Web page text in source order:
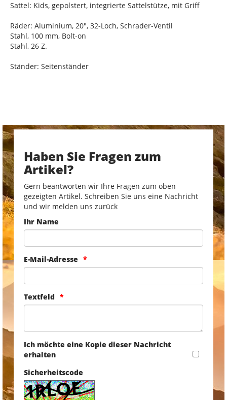
Sattel: Kids, gepolstert, integrierte Sattelstütze, mit Griff
Räder: Aluminium, 20", 32-Loch, Schrader-Ventil
Stahl, 100 mm, Bolt-on
Stahl, 26 Z.
Ständer: Seitenständer
Haben Sie Fragen zum
Artikel?
Gern beantworten wir Ihre Fragen zum oben
gezeigten Artikel. Schreiben Sie uns eine Nachricht
und wir melden uns zurück
Ihr Name
E-Mail-Adresse
Textfeld
Ich möchte eine Kopie dieser Nachricht
erhalten
Sicherheitscode